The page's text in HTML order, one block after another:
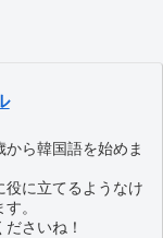
ら韓国語を始めま
役に立てるようなけ
。
さいね！